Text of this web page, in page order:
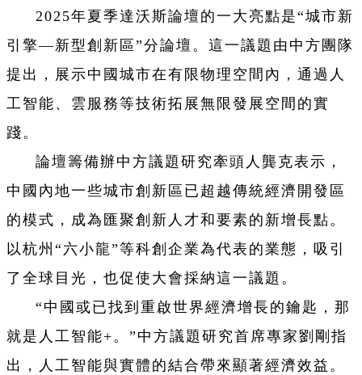
2025年夏季達沃斯論壇的一大亮點是“城市新
引擎—新型創新區”分論壇。這一議題由中方團隊
提出，展示中國城市在有限物理空間內，通過人
工智能、雲服務等技術拓展無限發展空間的實
踐。
論壇籌備辦中方議題研究牽頭人龔克表示，
中國內地一些城市創新區已超越傳統經濟開發區
的模式，成為匯聚創新人才和要素的新增長點。
以杭州“六小龍”等科創企業為代表的業態，吸引
了全球目光，也促使大會採納這一議題。
“中國或已找到重啟世界經濟增長的鑰匙，那
就是人工智能+。”中方議題研究首席專家劉剛指
出，人工智能與實體的結合帶來顯著經濟效益。